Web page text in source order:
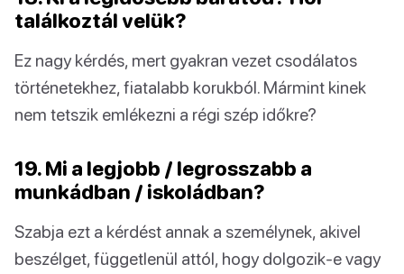
találkoztál velük?
Ez nagy kérdés, mert gyakran vezet csodálatos
történetekhez, fiatalabb korukból. Mármint kinek
nem tetszik emlékezni a régi szép időkre?
19. Mi a legjobb / legrosszabb a
munkádban / iskoládban?
Szabja ezt a kérdést annak a személynek, akivel
beszélget, függetlenül attól, hogy dolgozik-e vagy